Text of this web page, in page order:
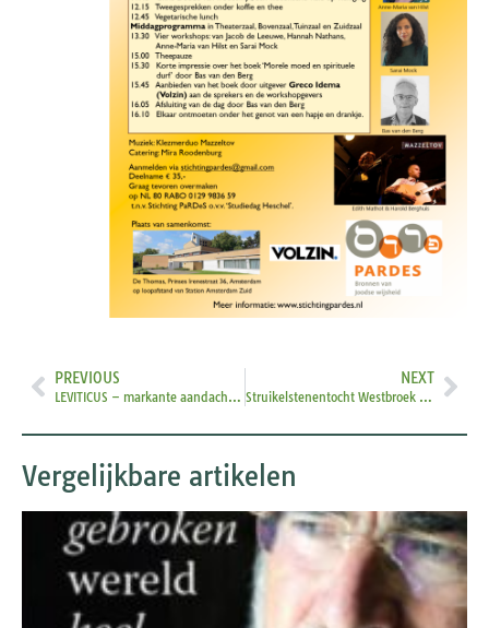
PREVIOUS
LEVITICUS – markante aandachtspunten met Jonathan Sacks en Maarten den Dulk
NEXT
Struikelstenentocht Westbroek en Achttienhoven
Vergelijkbare artikelen